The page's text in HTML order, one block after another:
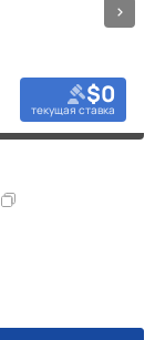
$0
текущая ставка